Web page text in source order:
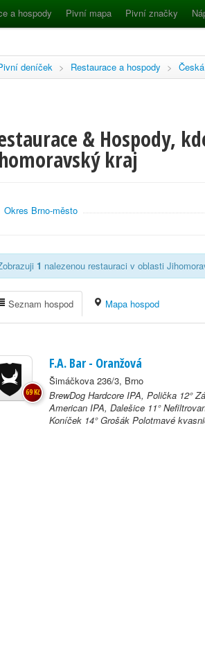
a hospody Pivní mapa Pivní značky
deníček > Restaurace a hospody >
& Hospody,
kraj
Okres Brno-město
1 nalezenou restauraci v oblasti
Seznam hospod Mapa hospod
F.A. Bar - Oranžová
Šimáčkova 236/3, Brno
BrewDog Hardcore IPA, Polička 12°
American IPA, Dalešice 11°
Koníček 14° Grošák Polotmavé
69 Kč